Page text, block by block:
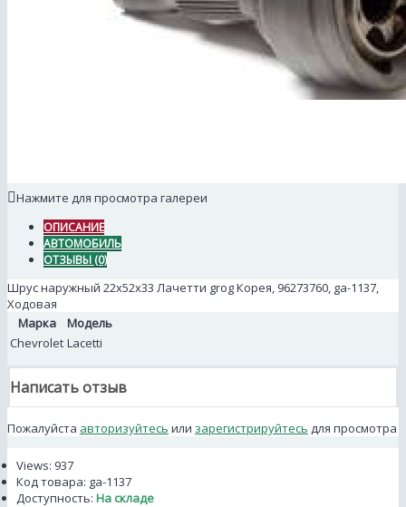
Нажмите для просмотра галереи
ОПИСАНИЕ
АВТОМОБИЛЬ
ОТЗЫВЫ (0)
Шрус наружный 22x52x33 Лачетти grog Корея, 96273760, ga-1137,
Ходовая
Марка
Модель
Chevrolet Lacetti
Написать отзыв
Пожалуйста авторизуйтесь или зарегистрируйтесь для просмотра
Views: 937
Код товара: ga-1137
Доступность: На складе